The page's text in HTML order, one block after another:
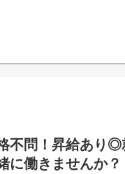
型で内職などの作業を中
任者の業務。
（弊社システムを使用し
の会議、連絡等。
不問！昇給あり
に働きませんか